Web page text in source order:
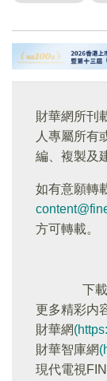
財華網所刊
人專屬所有
編、複製及
如有意願轉
方可轉載。
下
更多精彩内
財華網
財華智庫網
現代電視